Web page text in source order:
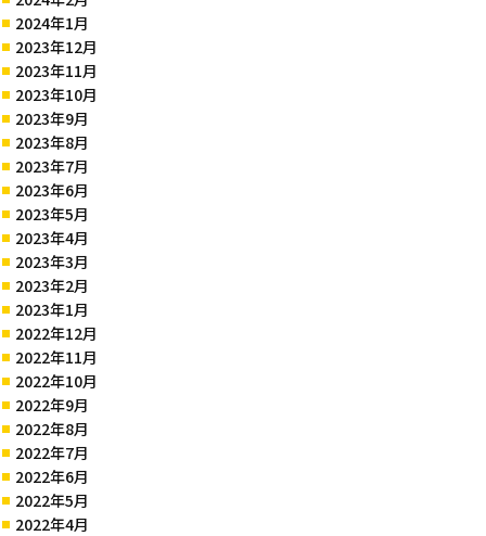
2024年1月
2023年12月
2023年11月
2023年10月
2023年9月
2023年8月
2023年7月
2023年6月
2023年5月
2023年4月
2023年3月
2023年2月
2023年1月
2022年12月
2022年11月
2022年10月
2022年9月
2022年8月
2022年7月
2022年6月
2022年5月
2022年4月